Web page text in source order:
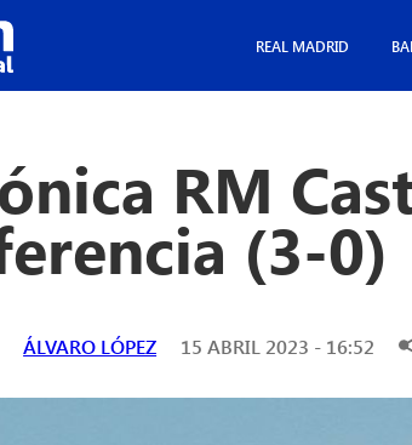
REAL MADRID
RM
(3-0)
ÁLVARO LÓPEZ 15 ABRIL 2023 - 16:52